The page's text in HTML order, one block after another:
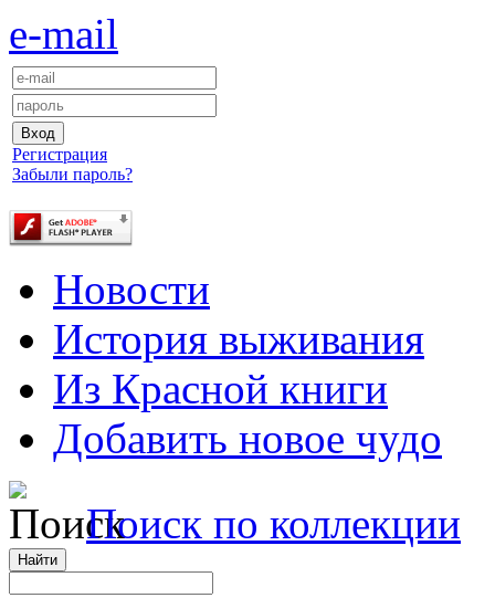
e-mail
Регистрация
Забыли пароль?
Новости
История выживания
Из Красной книги
Добавить новое чудо
Поиск по коллекции